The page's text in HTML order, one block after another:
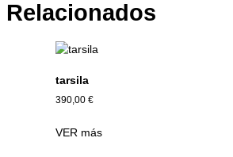
tarsila
390,00 €
VER más